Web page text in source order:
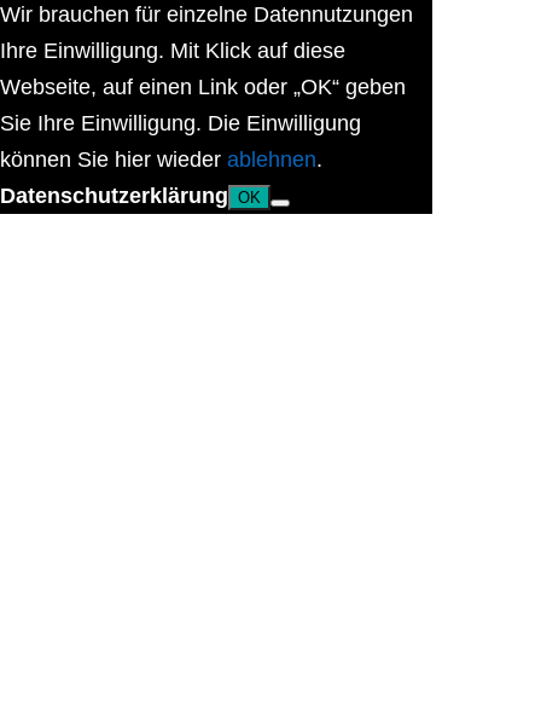
Wir brauchen für einzelne Datennutzungen
Ihre Einwilligung. Mit Klick auf diese
Webseite, auf einen Link oder „OK“ geben
Sie Ihre Einwilligung. Die Einwilligung
können Sie hier wieder ablehnen.
Datenschutzerklärung OK